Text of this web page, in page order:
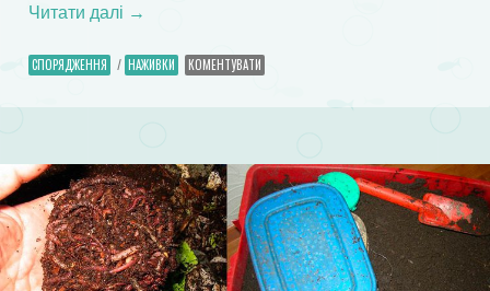
Читати далі →
СПОРЯДЖЕННЯ / НАЖИВКИ КОМЕНТУВАТИ